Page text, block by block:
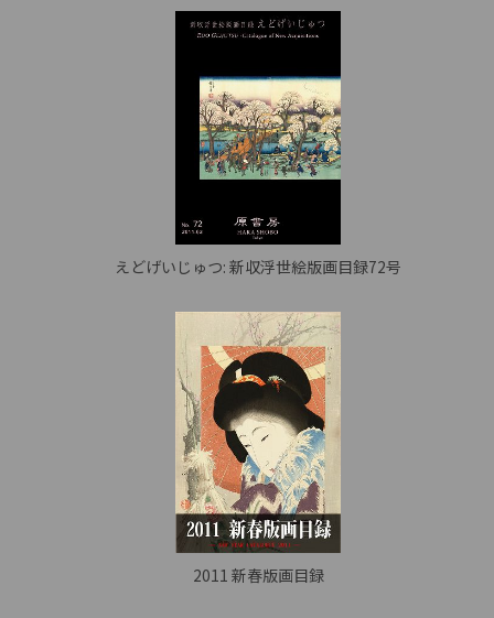
えどげいじゅつ: 新収浮世絵版画目録72号
2011 新春版画目録